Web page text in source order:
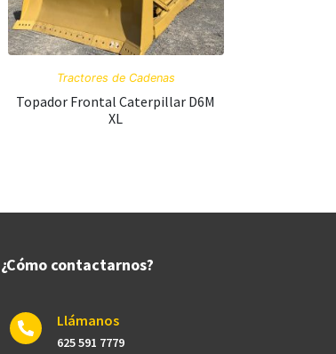
Tractores de Cadenas
Topador Frontal Caterpillar D6M
XL
¿Cómo contactarnos?
Llámanos
625 591 7779​